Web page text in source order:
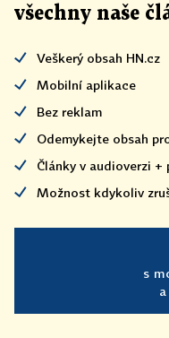
všechny naše
Veškerý obsah HN.cz
Mobilní aplikace
Bez reklam
Odemykejte obsah
Články v audioverzi +
Možnost kdykoliv
s